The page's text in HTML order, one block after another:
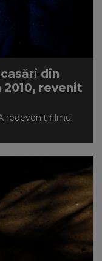
din
revenit
redevenit filmul